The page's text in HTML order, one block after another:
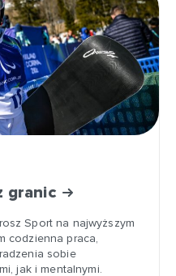
granic
Sport na najwyższym
codzienna praca,
sobie
jak i mentalnymi.